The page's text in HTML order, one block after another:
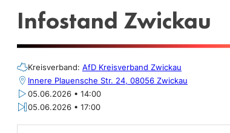
Infostand Zwickau
Kreisverband: AfD Kreisverband Zwickau
Innere Plauensche Str. 24, 08056 Zwickau
05.06.2026 • 14:00
05.06.2026 • 17:00